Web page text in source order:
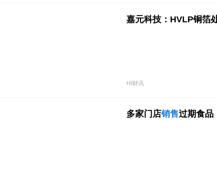
嘉元科技：HVLP铜箔
HI财讯
多家门店销售过期食品